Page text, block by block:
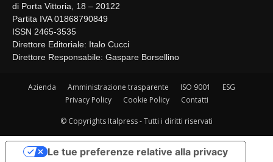
di Porta Vittoria, 18 – 20122
Partita IVA 01868790849
ISSN 2465-3535
Direttore Editoriale: Italo Cucci
Direttore Responsabile: Gaspare Borsellino
Azienda Amministrazione trasparente ISO 9001
ESG
Privacy Policy
Cookie Policy Contatti
© Copyrights Italpress - Tutti i diritti riservati
Le tue preferenze relative alla privacy